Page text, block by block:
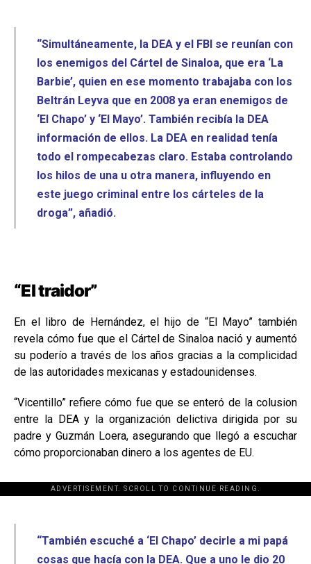
“Simultáneamente, la DEA y el FBI se reunían con
los enemigos del Cártel de Sinaloa, que era ‘La
Barbie’, quien en ese momento trabajaba con los
Beltrán Leyva que en 2008 ya eran enemigos de
‘El Chapo’ y ‘El Mayo’. También recibía la DEA
información de ellos. La DEA en realidad tenía
todo el rompecabezas claro. Estaba controlando
los hilos de una u otra manera, influyendo en
este juego criminal entre los cárteles de la
droga”, añadió.
“El traidor”
En el libro de Hernández, el hijo de “El Mayo” también
revela cómo fue que el Cártel de Sinaloa nació y aumentó
su poderío a través de los años gracias a la complicidad
de las autoridades mexicanas y estadounidenses.
“Vicentillo” refiere cómo fue que se enteró de la colusion
entre la DEA y la organización delictiva dirigida por su
padre y Guzmán Loera, asegurando que llegó a escuchar
cómo proporcionaban dinero a los agentes de EU.
ADVERTISEMENT. SCROLL TO CONTINUE READING.
[adsforwp id="243463"]
“También escuché a ‘El Chapo’ decirle a mi papá
cosas que hacía con la DEA. Que a uno le dio 20